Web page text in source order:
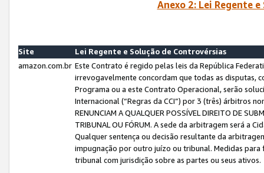
Anexo 2: Lei Regente
Site
Lei Regente e Solução de Controvérsias
amazon.com.br Este Contrato é regido pelas leis da República
irrevogavelmente concordam que todas as disputas,
Programa ou a este Contrato Operacional, serão
Internacional (“Regras da CCI”) por 3 (três) árbitros
RENUNCIAM A QUALQUER POSSÍVEL DIREITO DE
TRIBUNAL OU FÓRUM. A sede da arbitragem será a
Qualquer sentença ou decisão resultante da
impugnação por outro juízo ou tribunal. Medidas
tribunal com jurisdição sobre as partes ou seus ativos.